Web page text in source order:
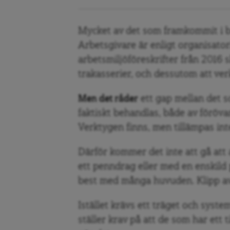
Mycket av det som framkommit
Arbetsgivare är enligt
arbetsmiljöföreskrifter från 2016
trakasserier, och dessutom att
Men det råder ett gap mellan det
faktiskt behandlas, både av
Verktygen finns, men tillämpas
Därför kommer det inte att gå
ett penndrag eller med en
best med många huvuden. Klipp
Istället krävs ett träget och
ställer krav på att de som har